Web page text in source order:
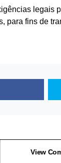
legais
para fins de
View